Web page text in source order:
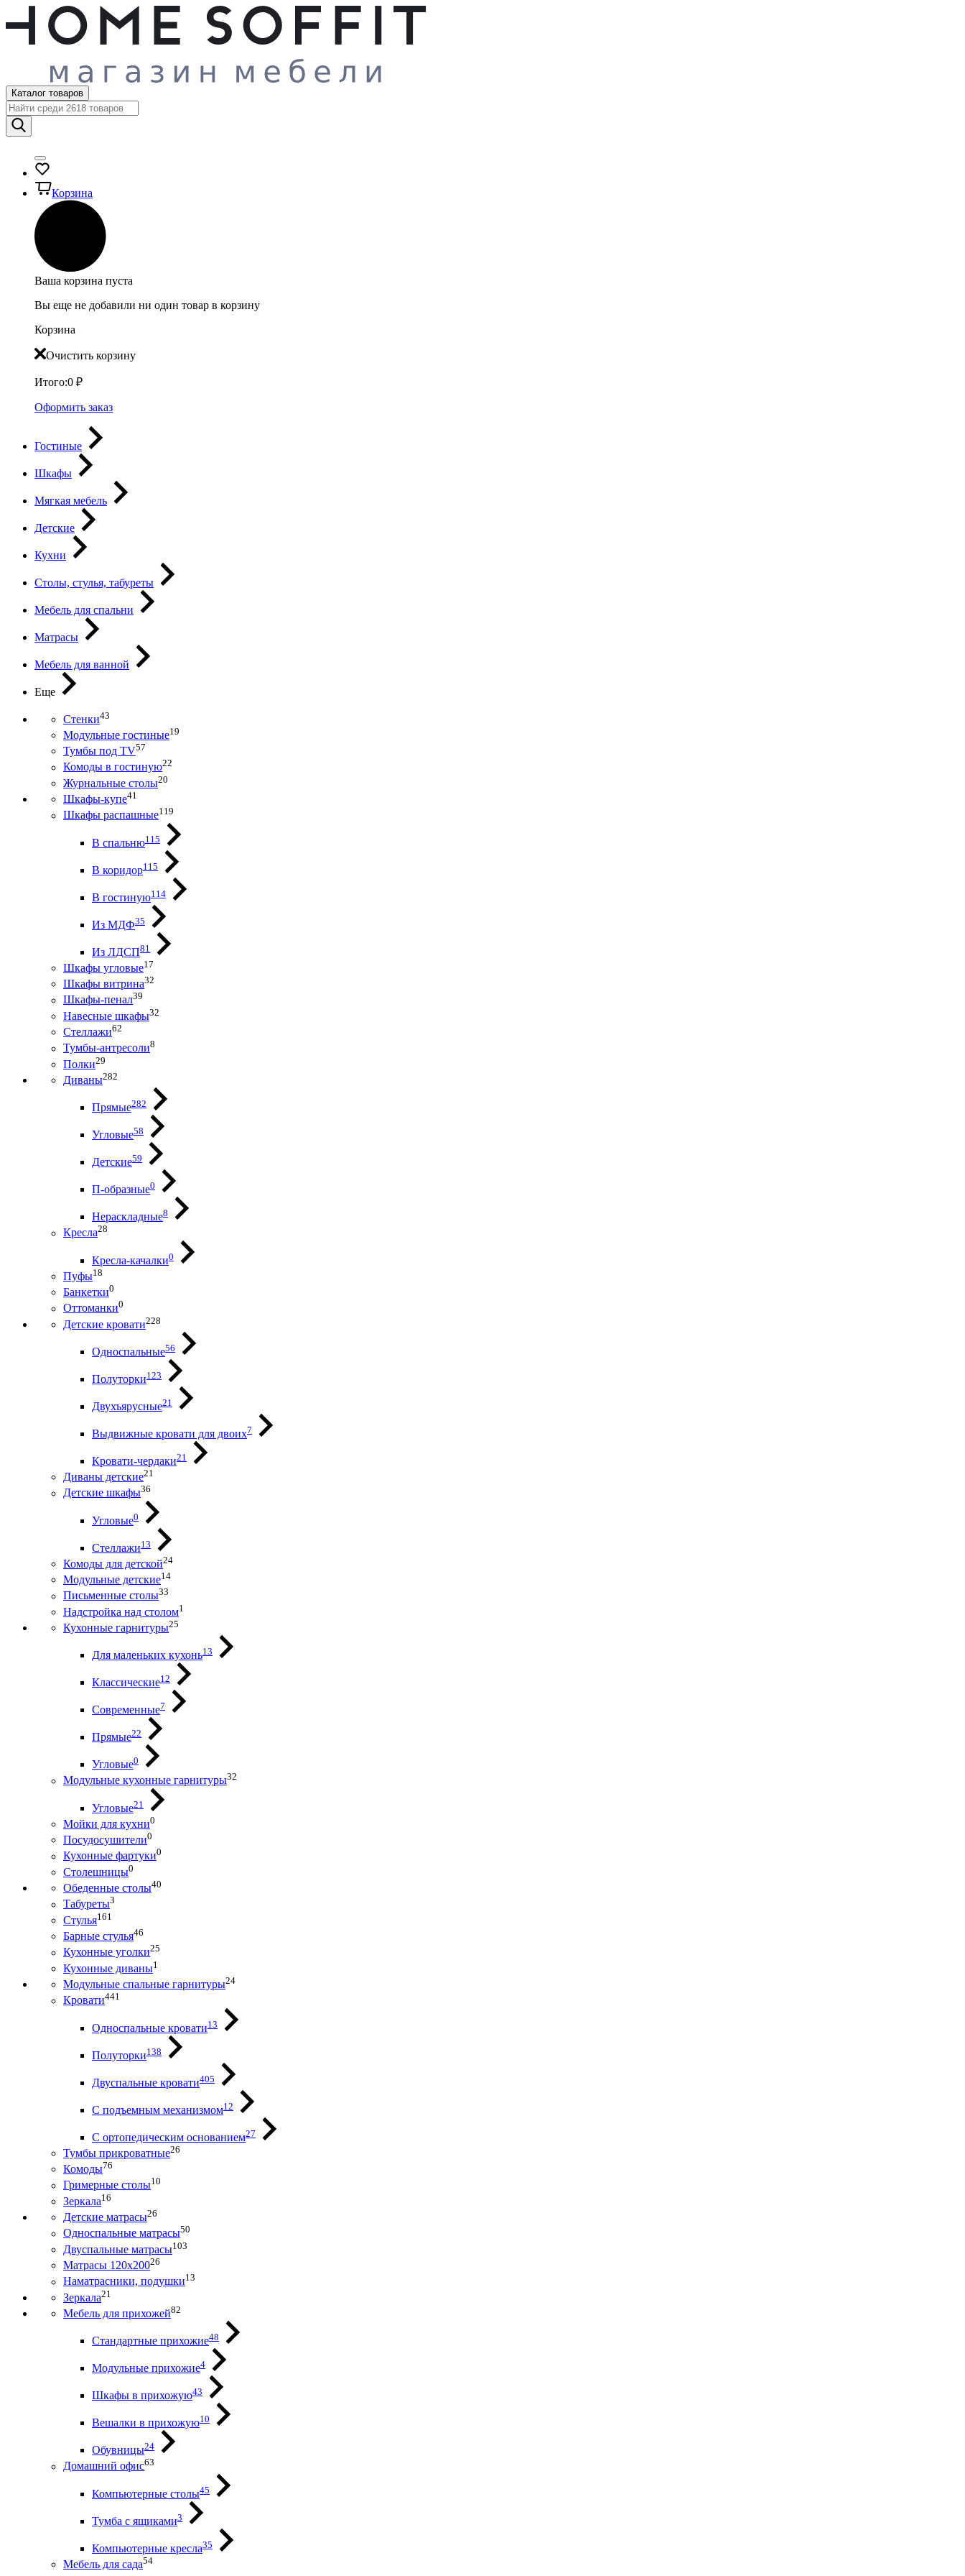
Каталог товаров
Корзина
Ваша корзина пуста
Вы еще не добавили ни один товар в корзину
Корзина
Очистить корзину
Итого:0 ₽
Оформить заказ
Гостиные
Шкафы
Мягкая мебель
Детские
Кухни
Столы, стулья, табуреты
Мебель для спальни
Матрасы
Мебель для ванной
Еще
Стенки43
Модульные гостиные19
Тумбы под ТV57
Комоды в гостиную22
Журнальные столы20
Шкафы-купе41
Шкафы распашные119
В спальню115
В коридор115
В гостиную114
Из МДФ35
Из ЛДСП81
Шкафы угловые17
Шкафы витрина32
Шкафы-пенал39
Навесные шкафы32
Стеллажи62
Тумбы-антресоли8
Полки29
Диваны282
Прямые282
Угловые58
Детские59
П-образные0
Нераскладные8
Кресла28
Кресла-качалки0
Пуфы18
Банкетки0
Оттоманки0
Детские кровати228
Односпальные56
Полуторки123
Двухъярусные21
Выдвижные кровати для двоих7
Кровати-чердаки21
Диваны детские21
Детские шкафы36
Угловые0
Стеллажи13
Комоды для детской24
Модульные детские14
Письменные столы33
Надстройка над столом1
Кухонные гарнитуры25
Для маленьких кухонь13
Классические12
Современные7
Прямые22
Угловые0
Модульные кухонные гарнитуры32
Угловые21
Мойки для кухни0
Посудосушители0
Кухонные фартуки0
Столешницы0
Обеденные столы40
Табуреты3
Стулья161
Барные стулья46
Кухонные уголки25
Кухонные диваны1
Модульные спальные гарнитуры24
Кровати441
Односпальные кровати13
Полуторки138
Двуспальные кровати405
С подъемным механизмом12
С ортопедическим основанием27
Тумбы прикроватные26
Комоды76
Гримерные столы10
Зеркала16
Детские матрасы26
Односпальные матрасы50
Двуспальные матрасы103
Матрасы 120х20026
Наматрасники, подушки13
Зеркала21
Мебель для прихожей82
Стандартные прихожие48
Модульные прихожие4
Шкафы в прихожую43
Вешалки в прихожую10
Обувницы24
Домашний офис63
Компьютерные столы45
Тумба с ящиками3
Компьютерные кресла35
Мебель для сада54